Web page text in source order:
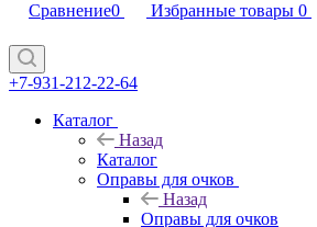
Сравнение0 Избранные товары 0
+7-931-212-22-64
Каталог
Назад
Каталог
Оправы для очков
Назад
Оправы для очков